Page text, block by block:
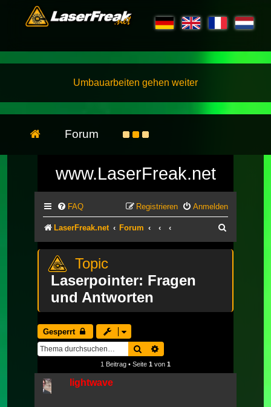
Umbauarbeiten gehen weiter
Forum
www.LaserFreak.net
FAQ Anmelden
Registrieren
LaserFreak.net Forum
Laserpointer: Fragen
und Antworten
Gesperrt
Suche
1 Beitrag • Seite 1 von 1
lightwave